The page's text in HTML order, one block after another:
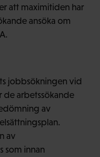
att maximitiden har
ansöka om
jobbsökningen vid
de arbetssökande
av
av
som innan